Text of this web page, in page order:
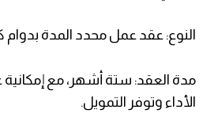
النوع: عقد عمل محدد المدة بدوام
مدة العقد: ستة أشهر، مع إمكانية
الأداء وتوفر التمويل.